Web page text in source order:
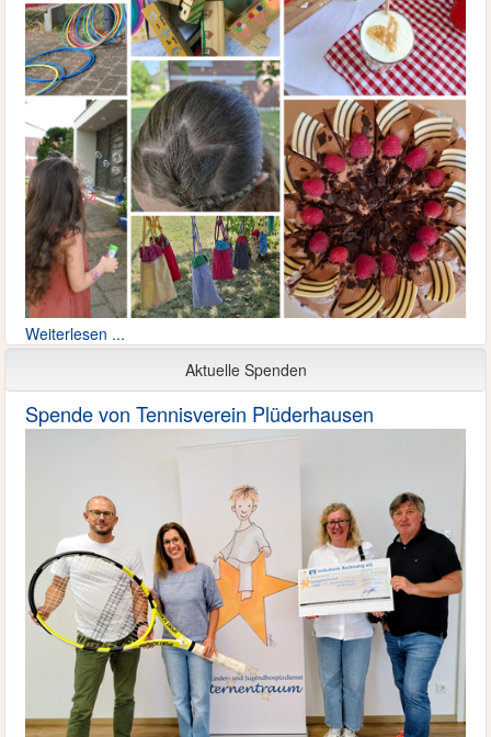
Weiterlesen ...
Aktuelle Spenden
Spende von Tennisverein Plüderhausen